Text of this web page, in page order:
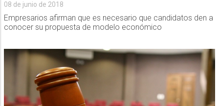
08 de junio de 2018
Empresarios afirman que es necesario que candidatos den a
conocer su propuesta de modelo económico